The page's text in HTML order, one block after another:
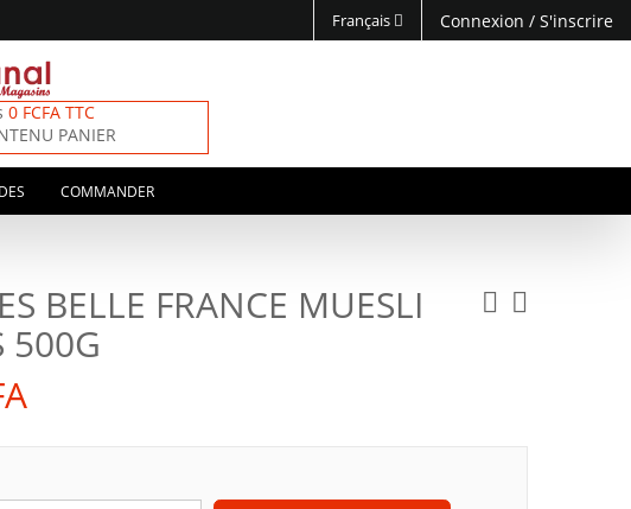
Connexion / S'inscrire
Français
0 FCFA TTC
PANIER
COMMANDER
BELLE FRANCE MUESLI
500G